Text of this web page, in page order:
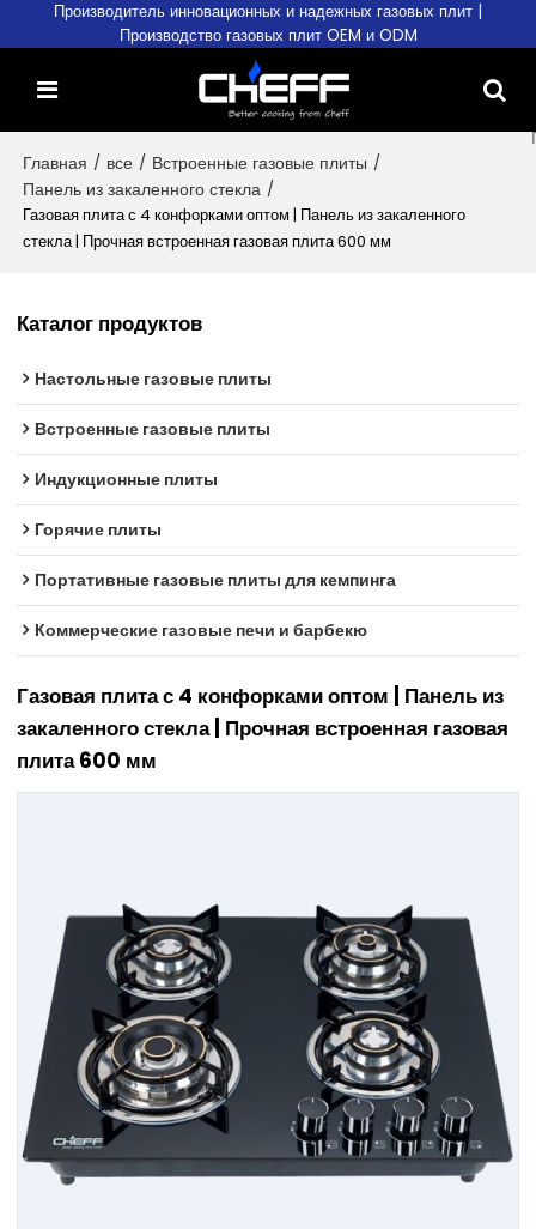
Производитель инновационных и надежных газовых плит |
Производство газовых плит OEM и ODM
Главная / все / Встроенные газовые плиты /
Панель из закаленного стекла /
Газовая плита с 4 конфорками оптом | Панель из закаленного
стекла | Прочная встроенная газовая плита 600 мм
Каталог продуктов
Настольные газовые плиты
Встроенные газовые плиты
Индукционные плиты
Горячие плиты
Портативные газовые плиты для кемпинга
Коммерческие газовые печи и барбекю
Газовая плита с 4 конфорками оптом | Панель из
закаленного стекла | Прочная встроенная газовая
плита 600 мм